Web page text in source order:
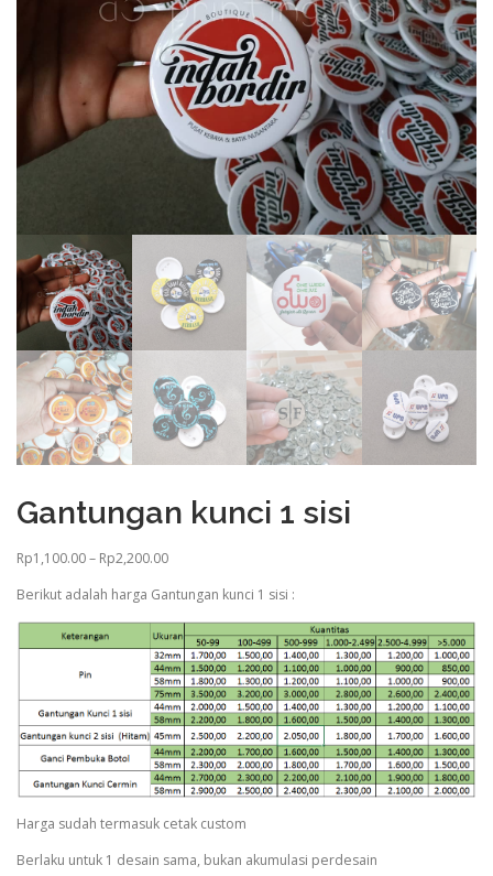
Gantungan kunci 1 sisi
Rp1,100.00– Rp2,200.00R
n
t
a
n
g
h
a
r
g
a
:
p
Berikut adalah harga Gantungan kunci 1 sisi :
Harga sudah termasuk cetak custom
Berlaku untuk 1 desain sama, bukan akumulasi perdesain